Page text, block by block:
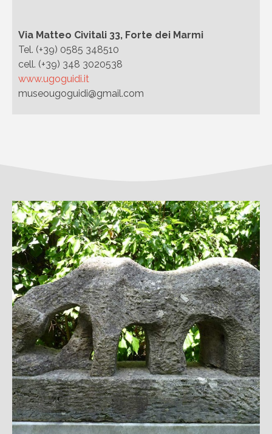
Via Matteo Civitali 33, Forte dei Marmi
Tel. (+39) 0585 348510
cell. (+39) 348 3020538
www.ugoguidi.it
museougoguidi@gmail.com